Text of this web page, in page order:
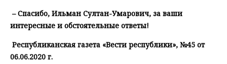
– Спасибо, Ильман Султан-Умарович, за ваши
интересные и обстоятельные ответы!
Республиканская газета «Вести республики», №45 от
06.06.2020 г.